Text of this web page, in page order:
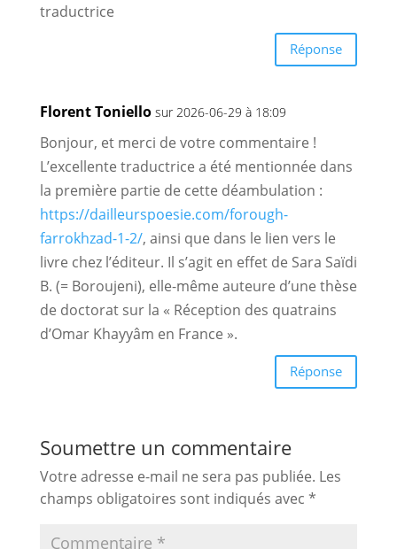
traductrice
Réponse
Florent Toniello sur 2026-06-29 à 18:09
Bonjour, et merci de votre commentaire !
L’excellente traductrice a été mentionnée dans
la première partie de cette déambulation :
https://dailleurspoesie.com/forough-
farrokhzad-1-2/, ainsi que dans le lien vers le
livre chez l’éditeur. Il s’agit en effet de Sara Saïdi
B. (= Boroujeni), elle-même auteure d’une thèse
de doctorat sur la « Réception des quatrains
d’Omar Khayyâm en France ».
Réponse
Soumettre un commentaire
Votre adresse e-mail ne sera pas publiée. Les
champs obligatoires sont indiqués avec *